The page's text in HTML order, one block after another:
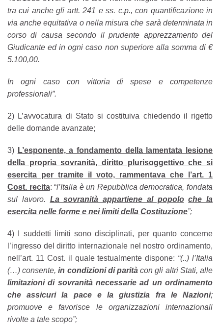
tra cui anche gli artt. 241 e ss. c.p., con quantificazione in
via anche equitativa o nella misura che sarà determinata in
corso di causa secondo il prudente apprezzamento del
Giudicante ed in ogni caso non superiore alla somma di €
5.100,00.
In ogni caso con vittoria di spese e competenze
professionali”.
2) L’avvocatura di Stato si costituiva chiedendo il rigetto
delle domande avanzate;
3) L’esponente, a fondamento della lamentata lesione
della propria sovranità, diritto plurisoggettivo che si
esercita per tramite il voto, rammentava che l’art. 1
Cost. recita: “l’Italia è un Repubblica democratica, fondata
sul lavoro. La sovranità appartiene al popolo che la
esercita nelle forme e nei limiti della Costituzione”;
4) I suddetti limiti sono disciplinati, per quanto concerne
l’ingresso del diritto internazionale nel nostro ordinamento,
nell’art. 11 Cost. il quale testualmente dispone: “(..) l’Italia
(…) consente,in condizioni di parità con gli altri Stati, alle
limitazioni di sovranità necessarie ad un ordinamento
che assicuri la pace e la giustizia fra le Nazioni;
promuove e favorisce le organizzazioni internazionali
rivolte a tale scopo”;